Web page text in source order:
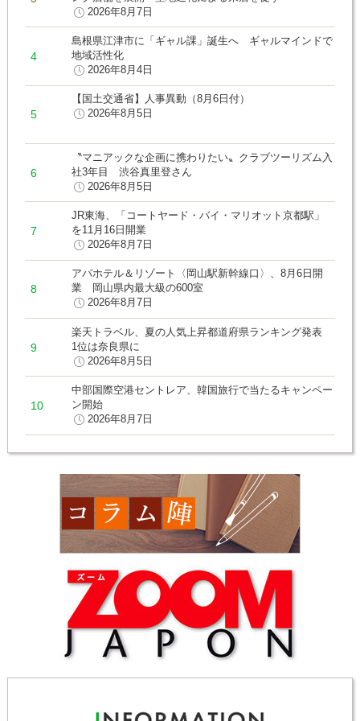
2026年8月7日
島根県江津市に「ギャル課」誕生へ ギャルマインドで
地域活性化
2026年8月4日
【国土交通省】人事異動（8月6日付）
2026年8月5日
〝マニアックな企画に携わりたい〟クラブツーリズム入
社3年目 渋谷真里登さん
2026年8月5日
JR東海、「コートヤード・バイ・マリオット京都駅」
を11月16日開業
2026年8月7日
アパホテル＆リゾート〈岡山駅新幹線口〉、8月6日開
業 岡山県内最大級の600室
2026年8月7日
楽天トラベル、夏の人気上昇都道府県ランキング発表
1位は奈良県に
2026年8月5日
中部国際空港セントレア、韓国旅行で当たるキャンペー
ン開始
2026年8月7日